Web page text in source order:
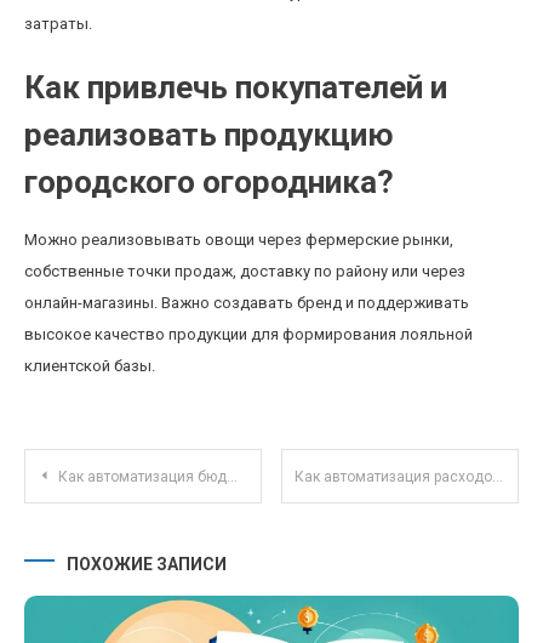
затраты.
Как привлечь покупателей и
реализовать продукцию
городского огородника?
Можно реализовывать овощи через фермерские рынки,
собственные точки продаж, доставку по району или через
онлайн-магазины. Важно создавать бренд и поддерживать
высокое качество продукции для формирования лояльной
клиентской базы.
Навигация по записям
Как автоматизация бюджета помогает избежать ошибок и повысить финансовую дисциплину Как автоматизация расходов помогает снизить финансовый стресс и повысить доходность
ПОХОЖИЕ ЗАПИСИ